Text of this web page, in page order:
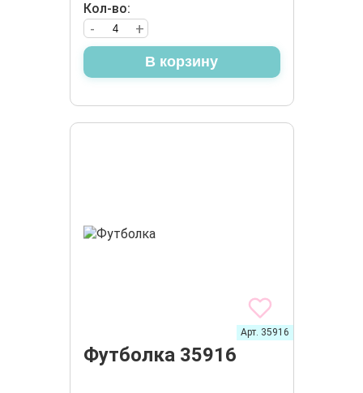
Кол-во:
+
-
В корзину
Футболка 35916
Арт. 35916